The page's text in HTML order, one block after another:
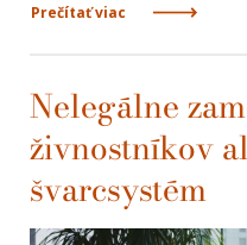
Prečítať viac
Nelegálne
živnostníkov
švarcsystém